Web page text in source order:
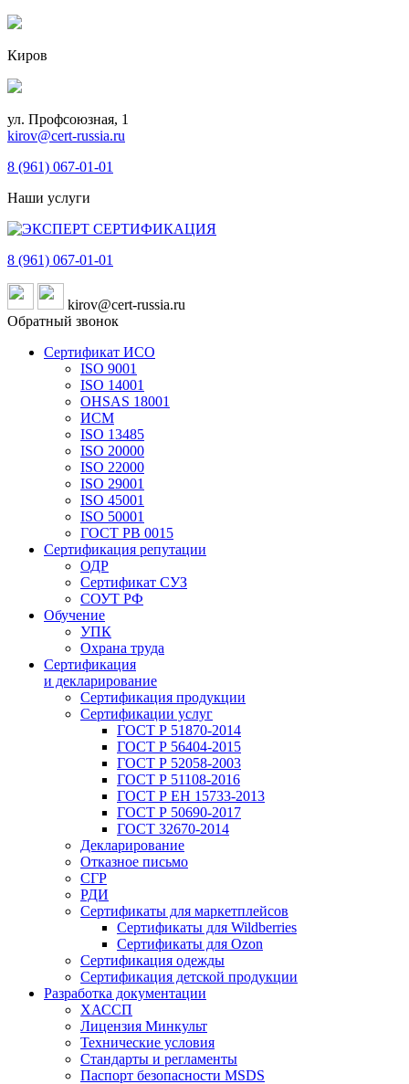
Киров
ул. Профсоюзная, 1
kirov@cert-russia.ru
8 (961) 067-01-01
Наши услуги
8 (961) 067-01-01
kirov@cert-russia.ru
Обратный звонок
Сертификат ИСО
ISO 9001
ISO 14001
OHSAS 18001
ИСМ
ISO 13485
ISO 20000
ISO 22000
ISO 29001
ISO 45001
ISO 50001
ГОСТ РВ 0015
Сертификация репутации
ОДР
Сертификат СУЗ
СОУТ РФ
Обучение
УПК
Охрана труда
Сертификация
и декларирование
Сертификация продукции
Сертификации услуг
ГОСТ Р 51870-2014
ГОСТ Р 56404-2015
ГОСТ Р 52058-2003
ГОСТ Р 51108-2016
ГОСТ Р ЕН 15733-2013
ГОСТ Р 50690-2017
ГОСТ 32670-2014
Декларирование
Отказное письмо
СГР
РДИ
Сертификаты для маркетплейсов
Сертификаты для Wildberries
Сертификаты для Ozon
Сертификация одежды
Сертификация детской продукции
Разработка документации
ХАССП
Лицензия Минкульт
Технические условия
Стандарты и регламенты
Паспорт безопасности MSDS